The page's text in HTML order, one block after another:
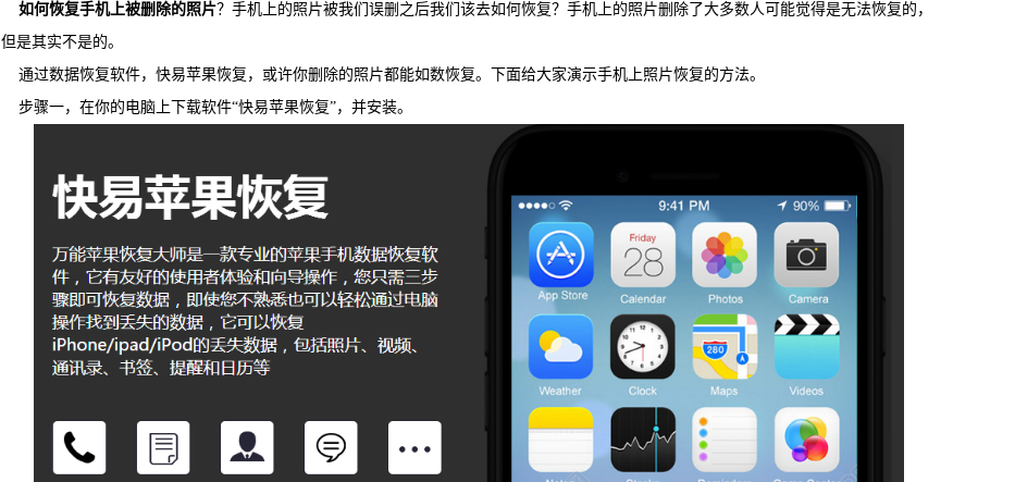
WIN版下载
如何恢复手机上被删除的照片？手机上的照片被我们误删之后我们该去如何恢复？手机上的照片删除了大多数人可能觉得是无法恢复的，
但是其实不是的。
通过数据恢复软件，快易苹果恢复，或许你删除的照片都能如数恢复。下面给大家演示手机上照片恢复的方法。
步骤一，在你的电脑上下载软件“快易苹果恢复”，并安装。